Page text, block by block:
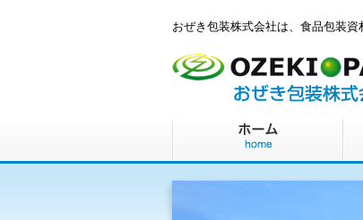
おぜき包装株式会社は、食品包装